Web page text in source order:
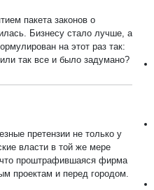
пакета законов о
Бизнесу стало лучше, а
на этот раз так:
так все и было задумано?
претензии не только у
власти в той же мере
проштрафившаяся фирма
проектам и перед городом.